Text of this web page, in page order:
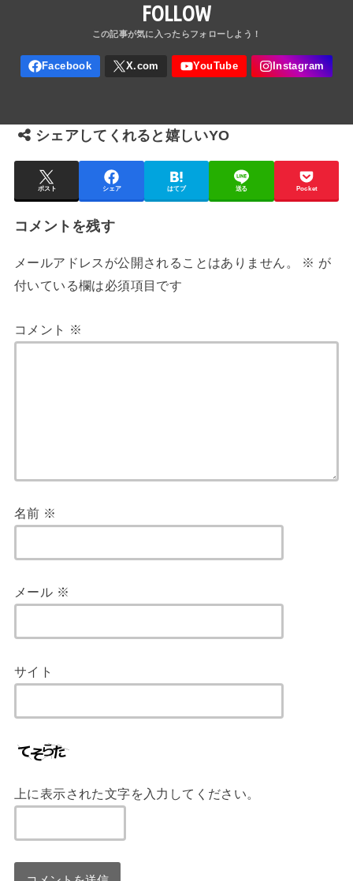
FOLLOW
シェアしてくれると嬉しいYO
ポスト シェア はてブ 送る Pocket
コメントを残す
メールアドレスが公開されることはありません。 ※ が
付いている欄は必須項目です
コメント ※
名前 ※
メール ※
サイト
上に表示された文字を入力してください。